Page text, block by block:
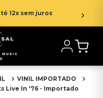
12x sem juros
VINIL IMPORTADO
Live In '76 - Importado